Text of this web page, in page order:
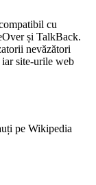
cu
și TalkBack.
nevăzători
iar site-urile web
pe Wikipedia